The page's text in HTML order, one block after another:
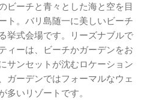
ーチと青々とした海と空を目
ト。バリ島随一に美しいビーチ
挙式会場です。リーズナブルで
ィーは、ビーチかガーデンをお
サンセットが沈むロケーション
ガーデンではフォーマルなウェ
多いリゾートです。